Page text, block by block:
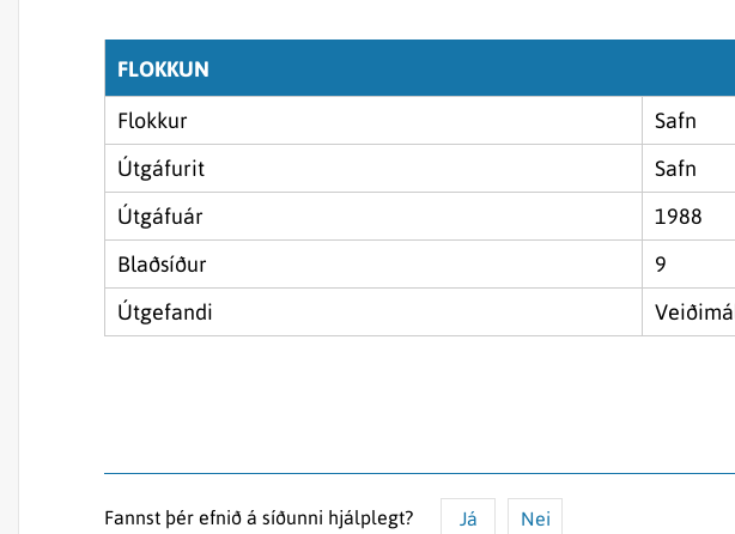
FLOKKUN
Flokkur
Safn
Útgáfurit
Safn
Útgáfuár
1988
Blaðsíður
9
Útgefandi
Fannst þér efnið á síðunni hjálplegt? Já Nei